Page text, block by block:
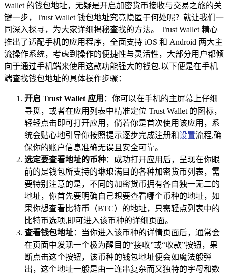
Wallet 的钱包地址，无疑是开启加密货币接收与交易之旅的关
键一步，Trust Wallet 钱包地址究竟隐匿于何处呢？就让我们一
同深入探寻，为大家详细揭秘查找的方法。 Trust Wallet 精心
推出了适配手机的应用程序，全面支持 iOS 和 Android 两大主
流操作系统，考虑到操作的便捷性与灵活性，大部分用户都倾
向于通过手机端来使用这款功能强大的钱包,以下便是在手机
端查找钱包地址的具体操作步骤：
开启 Trust Wallet 应用 ：你可以在手机的主屏幕上仔细
寻觅，或者在应用列表中精准定位 Trust Wallet 的图标，
轻轻点击即可打开应用，倘若你是首次使用该应用，系
统会贴心地引导你按照提示逐步完成注册和设置流程,确
保你的账户信息准确无误且安全可靠。
选定要查看地址的币种：成功打开应用后，呈现在你眼
前的是钱包所支持的琳琅满目的各种加密货币列表，需
要特别注意的是，不同的加密货币拥有各自独一无二的
地址，你首先要明确自己想要查看哪个币种的地址，如
果你想查看比特币（BTC）的地址，只需轻点列表中的
比特币选项,即可进入该币种的详细页面。
查看钱包地址：当你进入该币种的详情页面后，通常会
在页面中发现一个极为醒目的“接收”或“收款”按钮，果
断点击这个按钮，该币种的钱包地址便会如魔法般弹
出，这个地址一般是由一连串复杂而又独特的字母和数